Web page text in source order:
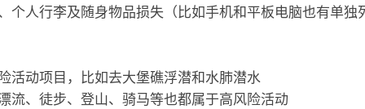
个人行李及随身物品损失（比如手机和平板电脑也有单独
活动项目，比如去大堡礁浮潜和水肺潜水
流、徒步、登山、骑马等也都属于高风险活动